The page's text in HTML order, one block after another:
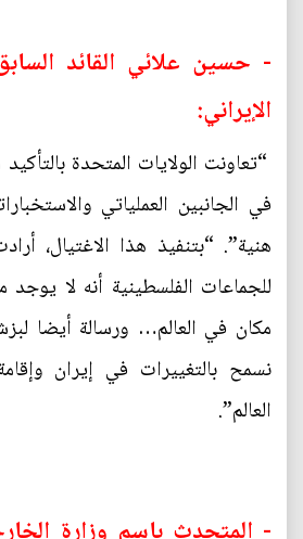
- حسين علائي القائد
الإيراني:
“تعاونت الولايات المتحدة
في الجانبين العملياتي
هنية”. “بتنفيذ هذا الاغتيال،
للجماعات الفلسطينية أنه لا
مكان في العالم… ورسالة أيضا
نسمح بالتغييرات في إيران
العالم”.